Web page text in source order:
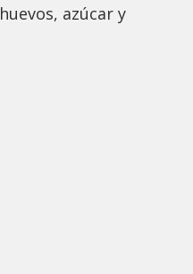
azúcar y